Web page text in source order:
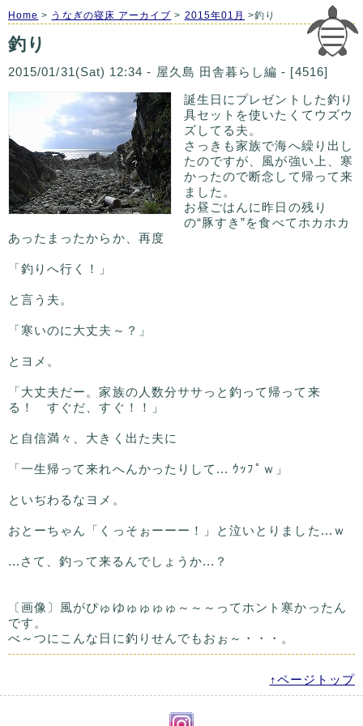
Home > うなぎの寝床 アーカイブ > 2015年01月 >釣り
釣り
2015/01/31(Sat) 12:34 - 屋久島 田舎暮らし編 - [4516]
誕生日にプレゼントした釣り
具セットを使いたくてウズウ
ズしてる夫。
さっきも家族で海へ繰り出し
たのですが、風が強い上、寒
かったので断念して帰って来
ました。
お昼ごはんに昨日の残り
の“豚すき”を食べてホカホカ
あったまったからか、再度
「釣りへ行く！」
と言う夫。
「寒いのに大丈夫～？」
とヨメ。
「大丈夫だー。家族の人数分ササっと釣って帰って来
る！ すぐだ、すぐ！！」
と自信満々、大きく出た夫に
「一生帰って来れへんかったりして... ｳｯﾌﾟｗ」
といぢわるなヨメ。
おとーちゃん「くっそぉーーー！」と泣いとりました...ｗ
...さて、釣って来るんでしょうか...？
〔画像〕風がぴゅゆゅゅゅゅ～～～ってホント寒かったん
です。
べ～つにこんな日に釣りせんでもおぉ～・・・。
↑ページトップ